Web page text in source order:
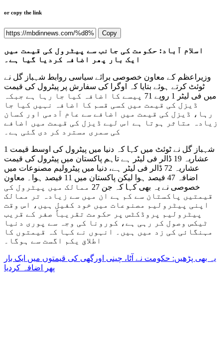
or copy the link
Copy
اسلام آباد: حکومت کی جانب سے پیٹرول کی قیمت میں
ایک بار پھر اضافہ کردیا گیا ہے۔
وزیراعظم کے معاون خصوصی برائے سیاسی روابط شہباز گل نے
ٹوئٹ کرتے ہوئے بتایا کہ اوگرا کی سفارش پر پیٹرول کی قیمت
میں فی لیٹر 1 روپے 71 پیسے کا اضافہ کیا جا رہا ہے جبکہ
ڈیزل کی قیمت میں کسی قسم کا اضافہ نہیں کیا جا
رہا، ڈیزل کی قیمت میں اضافے سے عام آدمی اور کسان
زیادہ متاثر ہوتا ہے اس لیے ڈیزل کی قیمت میں اضافے
کی سمری مسترد کر دی گئی ہے۔
شہباز گل نے ٹوئٹ میں کہا کہ دنیا میں پیٹرول کی اوسط قیمت 1
عشاریہ 19 ڈالر فی لیٹر ہے تاہم پاکستان میں پیٹرول کی قیمت
عشاریہ 72 ڈالر فی لیٹر ہے، دنیا میں پیٹرولیم مصنوعات میں
اضافہ 47 فیصد ہوا لیکن پاکستان میں 11 فیصد ہوا۔ معاون
خصوصی نے یہ بھی کہا کہ جن 27 ممالک میں پیٹرول کی
قیمتیں پاکستان سے کم ہے ان میں سے زیادہ تر ممالک
اپنی پیٹرولیم مصنوعات میں خود کفیل ہیں، اس وقت
پیٹرولیم پروڈکٹس پر حکومت تقریباً صفر کے قریب
ٹیکس وصول کر رہی ہے، کورونا کی وجہ سے پوری دنیا
مہنگائی کی زد میں ہیں۔ انہوں نے کہا کہ قیمتوں کا
اطلاق یکم اگست سے ہوگا۔
یہ بھی پڑھیں: حکومت نے آٹا، چینی اورگھی کی قیمتوں میں ایک بار
پھر اضافہ کردیا